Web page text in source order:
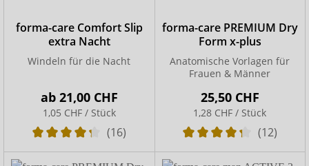
forma-care Comfort Slip
extra Nacht
Windeln für die Nacht
ab 21,00 CHF
1,05 CHF / Stück
(16)
forma-care PREMIUM Dry
Form x-plus
Anatomische Vorlagen für
Frauen & Männer
25,50 CHF
1,28 CHF / Stück
(12)